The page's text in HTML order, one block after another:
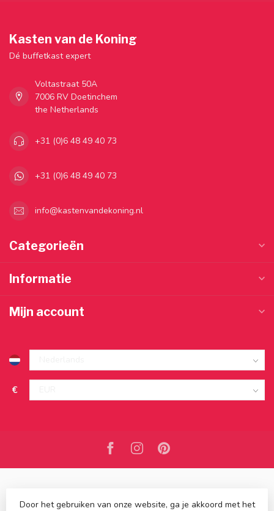
Kasten van de Koning
Dé buffetkast expert
Voltastraat 50A
7006 RV Doetinchem
the Netherlands
+31 (0)6 48 49 40 73
+31 (0)6 48 49 40 73
info@kastenvandekoning.nl
Categorieën
Informatie
Mijn account
€
Door het gebruiken van onze website, ga je akkoord met het